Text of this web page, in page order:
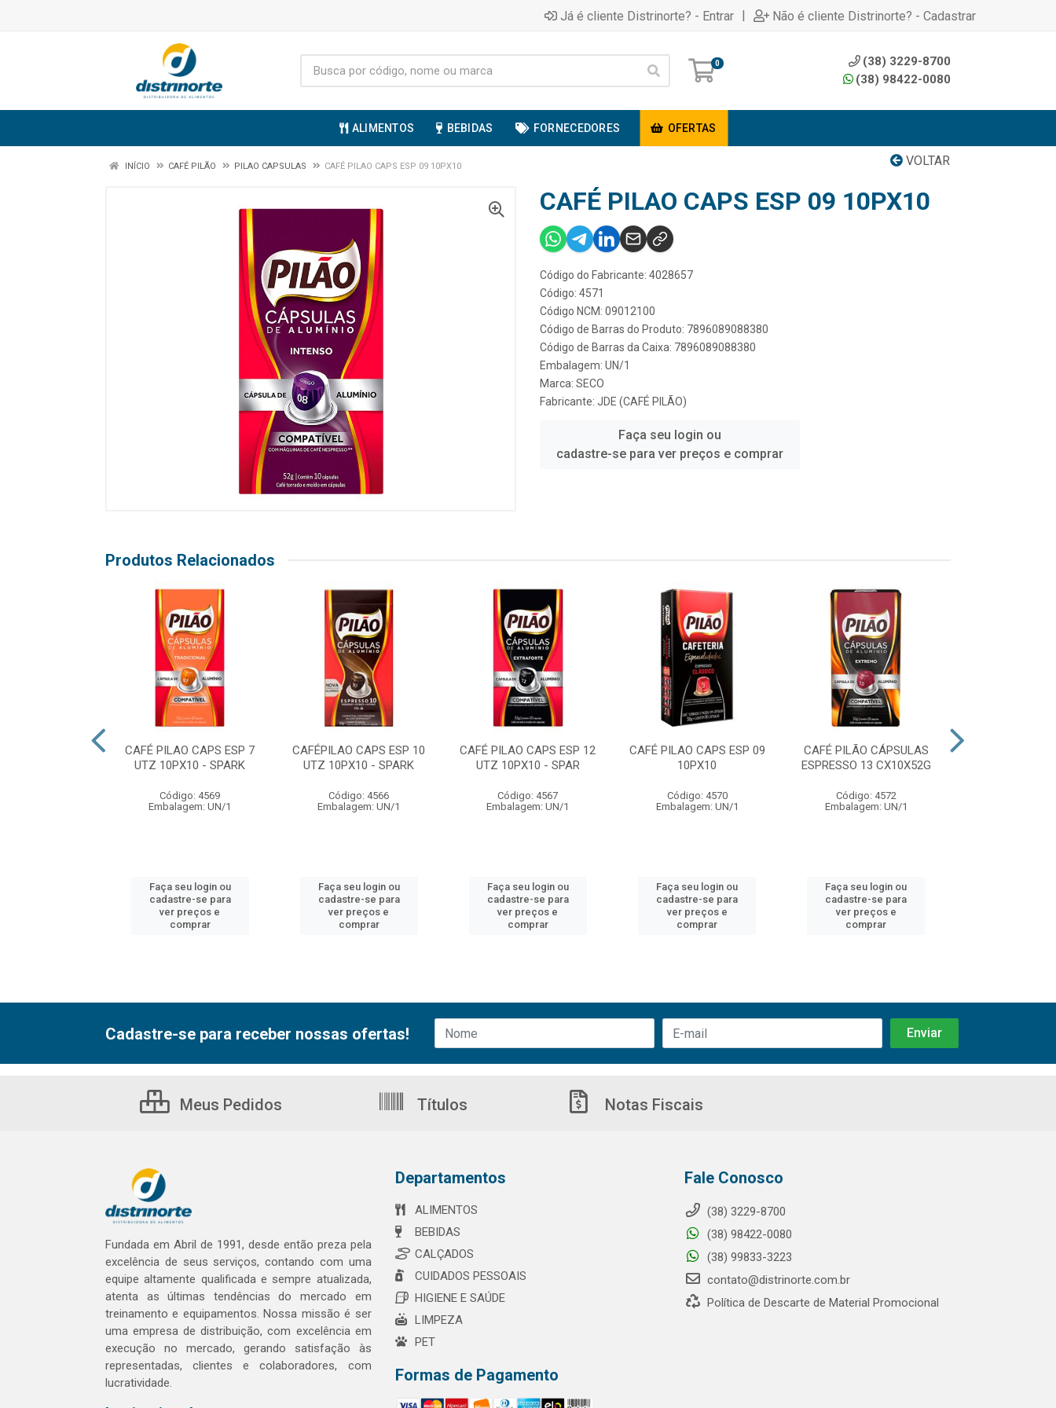
Já é cliente Distrinorte? - Entrar | Não é cliente Distrinorte? - Cadastrar
0
(38) 3229-8700
(38) 98422-0080
ALIMENTOS BEBIDAS FORNECEDORES OFERTAS
VOLTAR
INÍCIO CAFÉ PILÃO PILAO CAPSULAS CAFÉ PILAO CAPS ESP 09 10PX10
CAFÉ PILAO CAPS ESP 09 10PX10
Código do Fabricante: 4028657
Código: 4571
Código NCM: 09012100
Código de Barras do Produto: 7896089088380
Código de Barras da Caixa: 7896089088380
Embalagem: UN/1
Marca: SECO
Fabricante: JDE (CAFÉ PILÃO)
Faça seu login ou
cadastre-se para ver preços e comprar
Produtos Relacionados
CAFÉ PILAO CAPS ESP 7
UTZ 10PX10 - SPARK
Código: 4569
Embalagem: UN/1
Faça seu login ou
cadastre-se para
ver preços e
comprar
CAFÉPILAO CAPS ESP 10
UTZ 10PX10 - SPARK
Código: 4566
Embalagem: UN/1
Faça seu login ou
cadastre-se para
ver preços e
comprar
CAFÉ PILAO CAPS ESP 12
UTZ 10PX10 - SPAR
Código: 4567
Embalagem: UN/1
Faça seu login ou
cadastre-se para
ver preços e
comprar
CAFÉ PILAO CAPS ESP 09
10PX10
Código: 4570
Embalagem: UN/1
Faça seu login ou
cadastre-se para
ver preços e
comprar
CAFÉ PILÃO CÁPSULAS
ESPRESSO 13 CX10X52G
Código: 4572
Embalagem: UN/1
Faça seu login ou
cadastre-se para
ver preços e
comprar
Cadastre-se para receber nossas ofertas!
Meus Pedidos Títulos Notas Fiscais
Fundada em Abril de 1991, desde então preza pela
excelência de seus serviços, contando com uma
equipe altamente qualificada e sempre atualizada,
atenta as últimas tendências do mercado em
treinamento e equipamentos. Nossa missão é ser
uma empresa de distribuição, com excelência em
execução no mercado, gerando satisfação às
representadas, clientes e colaboradores, com
lucratividade.
Departamentos
ALIMENTOS
BEBIDAS
CALÇADOS
CUIDADOS PESSOAIS
HIGIENE E SAÚDE
LIMPEZA
PET
Formas de Pagamento
Fale Conosco
(38) 3229-8700
(38) 98422-0080
(38) 99833-3223
contato@distrinorte.com.br
Política de Descarte de Material Promocional